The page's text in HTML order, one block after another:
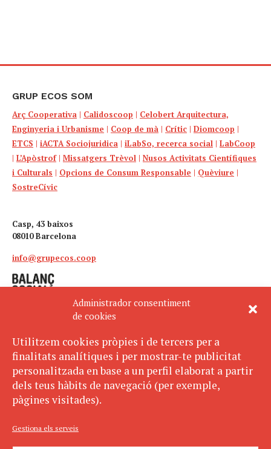
Administrador consentiment
de cookies
Utilitzem cookies pròpies i de tercers per a
finalitats analítiques i per mostrar-te publicitat
personalitzada en base a un perfil elaborat a partir
dels teus hàbits de navegació (per exemple,
pàgines visitades).
Gestiona els serveis
GRUP ECOS SOM
Arç Cooperativa | Calidoscoop | Celobert Arquitectura,
Enginyeria i Urbanisme | Coop de mà | Crític | Diomcoop |
ETCS | iACTA Sociojuridica | iLabSo, recerca social | LabCoop
| L’Apòstrof| Missatgers Trèvol | Nusos Activitats Científiques
i Culturals | Opcions de Consum Responsable | Quèviure |
SostreCívic
Casp, 43 baixos
08010 Barcelona
info@grupecos.coop
Avís legal
Política de privacitat
Política de cookies
SUBSCRIU-TE
AL BUTLLETÍ